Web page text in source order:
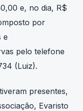
e, no dia, R$
por
e
pelo telefone
(Luiz).
presentes,
Evaristo